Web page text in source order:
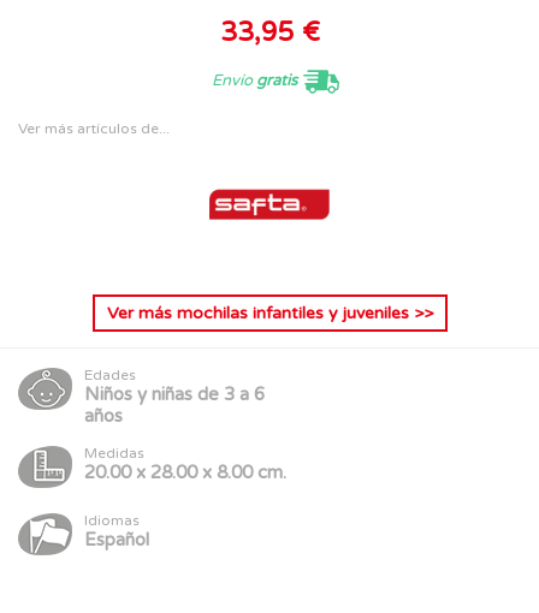
33,95 €
Envíogratis
Ver más artículos de...
Ver más mochilas infantiles y juveniles>>
Edades
Niños y niñas de 3 a 6
años
Medidas
20.00 x 28.00 x 8.00 cm.
Idiomas
Español